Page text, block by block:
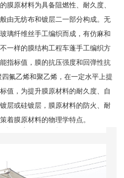
膜原材料为具备阻燃性、耐久度、
由无纺布和镀层二一部分构成。无
璃纤维丝手工编织而成，有仿麻和
一样的膜结构工程车蓬手工编织方
指标值，膜的抗压强度和回弹性抗
氟乙烯和聚乙烯，在一定水平上提
值，为提升膜原材料的耐久度、自
层或硅镀层，膜原材料的防火、耐
着膜原材料的物理学特点。